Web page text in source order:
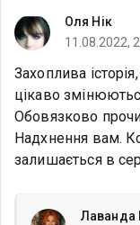
Оля Нік
11.08.2022,
Захоплива
цікаво
Обовязково
Надхнення вам.
залишається в
Лаванда